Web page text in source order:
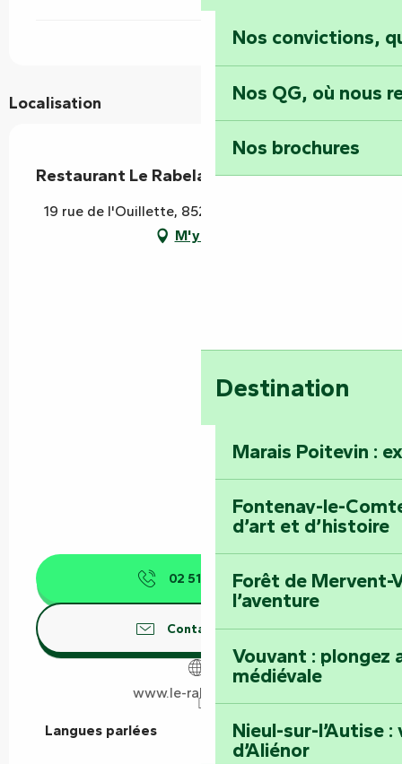
Nos convictions,
Nos QG, où nous
Nos brochures
Destination
Marais Poitevin :
Fontenay-le-
d’art et d’histoire
Forêt de Mervent-
l’aventure
Vouvant : plongez
médiévale
Nieul-sur-l’Autise
d’Aliénor
Localisation
Restaurant Le Rabelais
19 rue de l'Ouillette, 85200 Fontenay-le-Comte
M'y rendre
02 51 69 86▒▒
Contactez-nous
www.le-rabelais.com
Langues parlées
Langues parlées